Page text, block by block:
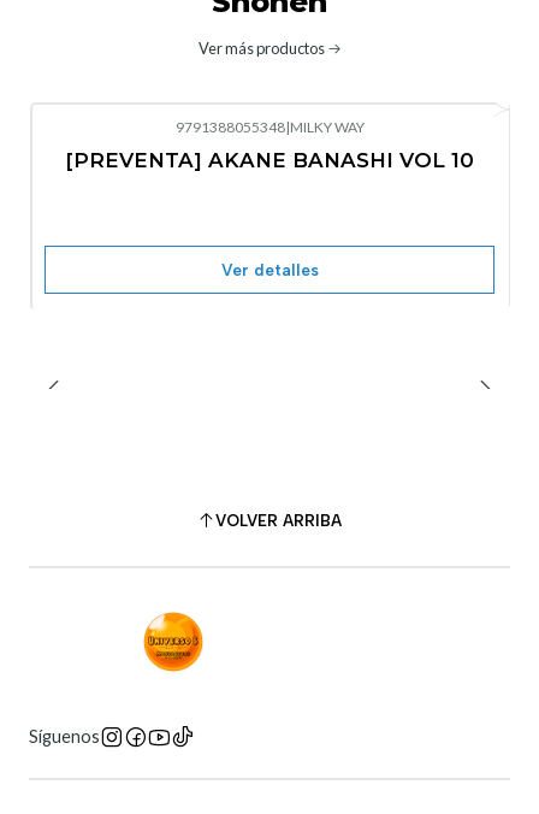
Ver más productos
No disponible
9791388055348|MILKY WAY
[PREVENTA] AKANE BANASHI VOL 10
Ver detalles
VOLVER ARRIBA
Síguenos